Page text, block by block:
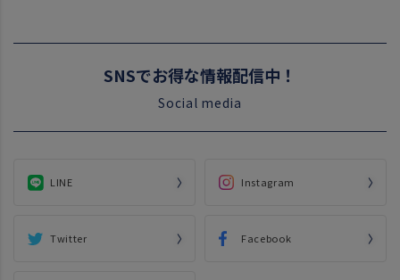
SNSでお得な情報配信中！
Social media
LINE Instagram
Twitter Facebook